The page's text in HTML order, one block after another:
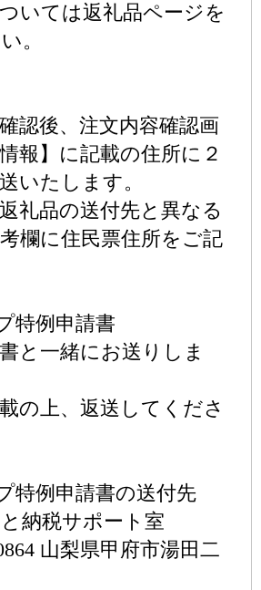
いては返礼品ページを
。
認後、注文内容確認画
報】に記載の住所に２
いたします。
礼品の送付先と異なる
欄に住民票住所をご記
特例申請書
と一緒にお送りしま
の上、返送してくださ
特例申請書の送付先
納税サポート室
山梨県甲府市湯田二